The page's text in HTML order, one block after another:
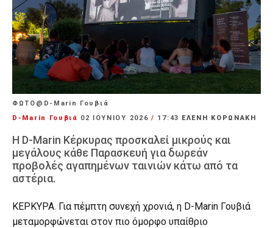
ΦΩΤΟ@D-Marin Γουβιά
D-Marin Γουβιά 02 ΙΟΥΝΊΟΥ 2026/ 17:43 ΕΛΕΝΗ ΚΟΡΩΝΑΚΗ
Η D-Marin Κέρκυρας προσκαλεί μικρούς και
μεγάλους κάθε Παρασκευή για δωρεάν
προβολές αγαπημένων ταινιών κάτω από τα
αστέρια.
ΚΕΡΚΥΡΑ. Για πέμπτη συνεχή χρονιά, η D-Marin Γουβιά
μεταμορφώνεται στον πιο όμορφο υπαίθριο